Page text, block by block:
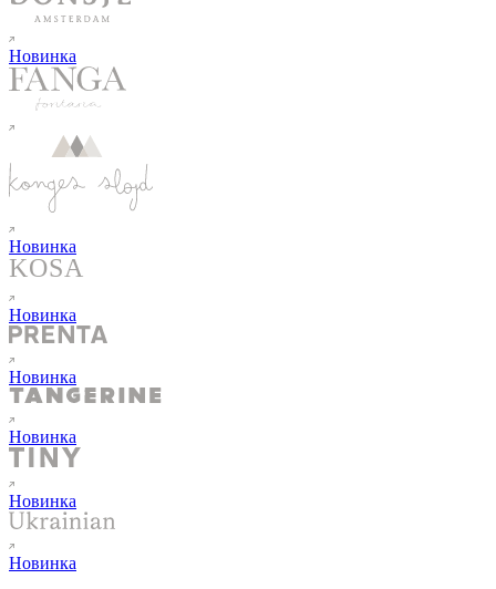
Новинка
Новинка
Новинка
Новинка
Новинка
Новинка
Новинка